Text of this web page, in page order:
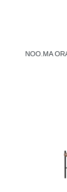
NOO.MA